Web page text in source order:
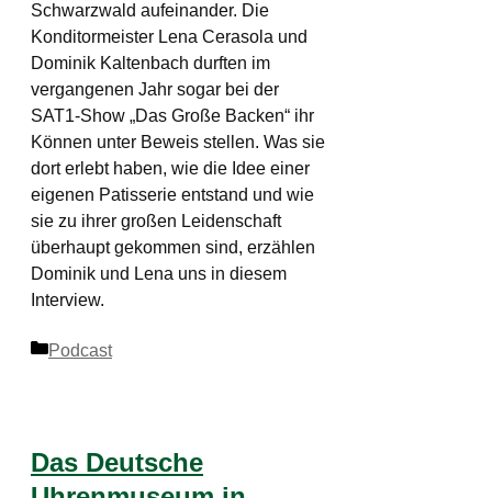
Schwarzwald aufeinander. Die
Konditormeister Lena Cerasola und
Dominik Kaltenbach durften im
vergangenen Jahr sogar bei der
SAT1-Show „Das Große Backen“ ihr
Können unter Beweis stellen. Was sie
dort erlebt haben, wie die Idee einer
eigenen Patisserie entstand und wie
sie zu ihrer großen Leidenschaft
überhaupt gekommen sind, erzählen
Dominik und Lena uns in diesem
Interview.
Kategorien
Podcast
Das Deutsche